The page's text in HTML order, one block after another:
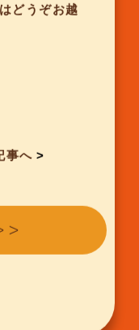
どうぞお越
事へ >
＞